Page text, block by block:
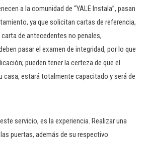
a la comunidad de “YALE Instala”, pasan
ya que solicitan cartas de referencia,
de antecedentes no penales,
pasar el examen de integridad, por lo que
pueden tener la certeza de que el
casa, estará totalmente capacitado y será de
servicio, es la experiencia. Realizar una
puertas, además de su respectivo